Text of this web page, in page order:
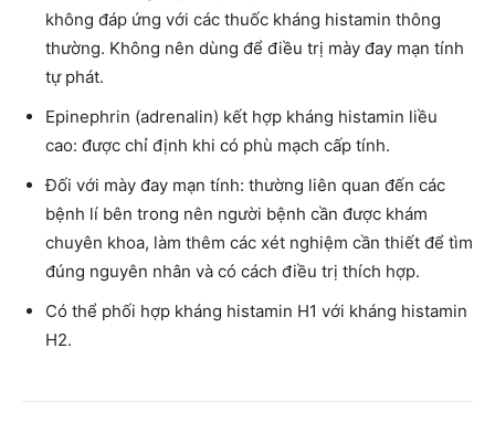
không đáp ứng với các thuốc kháng histamin thông
thường. Không nên dùng để điều trị mày đay mạn tính
tự phát.
Epinephrin (adrenalin) kết hợp kháng histamin liều
cao: được chỉ định khi có phù mạch cấp tính.
Đối với mày đay mạn tính: thường liên quan đến các
bệnh lí bên trong nên người bệnh cần được khám
chuyên khoa, làm thêm các xét nghiệm cần thiết để tìm
đúng nguyên nhân và có cách điều trị thích hợp.
Có thể phối hợp kháng histamin H1 với kháng histamin
H2.